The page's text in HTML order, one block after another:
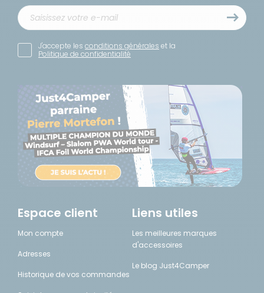
J'accepte les conditions générales et la
Politique de confidentialité
Espace client
Mon compte
Adresses
Historique de vos commandes
Liens utiles
Les meilleures marques
d'accessoires
Le blog Just4Camper